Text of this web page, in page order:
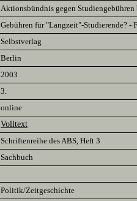
Aktionsbündnis gegen Studiengebühren
Gebühren für "Langzeit"-Studierende? -
Selbstverlag
Berlin
2003
3.
online
Volltext
Schriftenreihe des ABS, Heft 3
Sachbuch
Politik/Zeitgeschichte